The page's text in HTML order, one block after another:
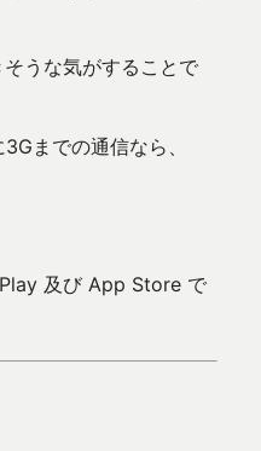
うな気がすることで
までの通信なら、
及び App Store で